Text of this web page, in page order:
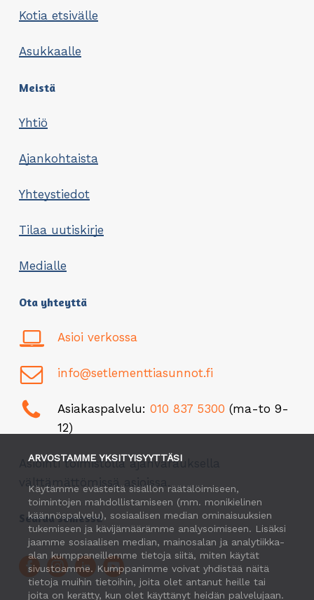
ARVOSTAMME YKSITYISYYTTÄSI
Käytämme evästeitä sisällön räätälöimiseen,
toimintojen mahdollistamiseen (mm. monikielinen
käännöspalvelu), sosiaalisen median ominaisuuksien
tukemiseen ja kävijämäärämme analysoimiseen. Lisäksi
jaamme sosiaalisen median, mainosalan ja analytiikka-
alan kumppaneillemme tietoja siitä, miten käytät
sivustoamme. Kumppanimme voivat yhdistää näitä
tietoja muihin tietoihin, joita olet antanut heille tai
joita on kerätty, kun olet käyttänyt heidän palvelujaan.
Kotia etsivälle
Asukkaalle
Meistä
Yhtiö
Ajankohtaista
Yhteystiedot
Tilaa uutiskirje
Medialle
Ota yhteyttä
Asioi verkossa
info@setlementtiasunnot.fi
Asiakaspalvelu:010 837 5300 (ma-to 9-
12)
Asiointi toimistolla ajanvarauksella
välttämättömissä asioissa.
Seuraa somessa